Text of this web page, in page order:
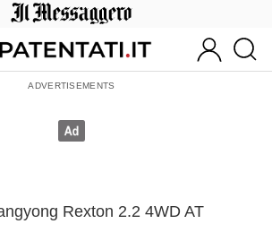
Rexton 2.2 4WD AT